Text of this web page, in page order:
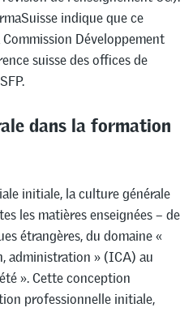
indique que ce
Développement
suisse des offices de
dans la formation
initiale, la culture générale
les matières enseignées – de
étrangères, du domaine «
administration » (ICA) au
». Cette conception
professionnelle initiale,